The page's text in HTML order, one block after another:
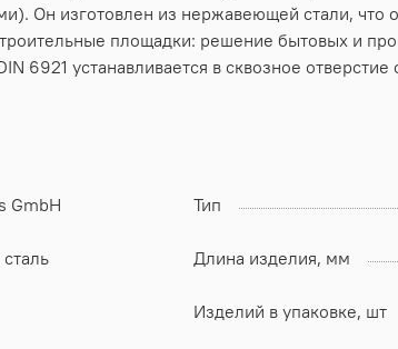
Он изготовлен из нержавеющей стали, что
площадки: решение бытовых и
6921 устанавливается в сквозное
GmbH Тип
Длина изделия, мм
Изделий в упаковке, шт